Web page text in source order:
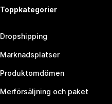
Toppkategorier
Dropshipping
Marknadsplatser
Produktomdömen
Merförsäljning och paket